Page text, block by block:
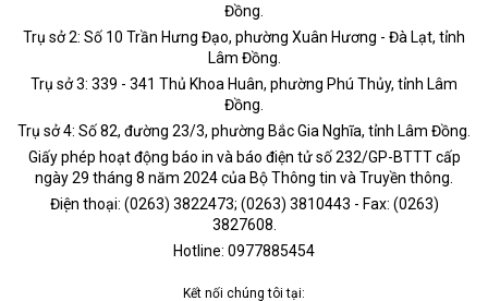
Đồng.
Trụ sở 2: Số 10 Trần Hưng Đạo, phường Xuân Hương - Đà Lạt, tỉnh
Lâm Đồng.
Trụ sở 3: 339 - 341 Thủ Khoa Huân, phường Phú Thủy, tỉnh Lâm
Đồng.
Trụ sở 4: Số 82, đường 23/3, phường Bắc Gia Nghĩa, tỉnh Lâm Đồng.
Giấy phép hoạt động báo in và báo điện tử số 232/GP-BTTT cấp
ngày 29 tháng 8 năm 2024 của Bộ Thông tin và Truyền thông.
Điện thoại: (0263) 3822473; (0263) 3810443 - Fax: (0263)
3827608.
Hotline: 0977885454
Kết nối chúng tôi tại: